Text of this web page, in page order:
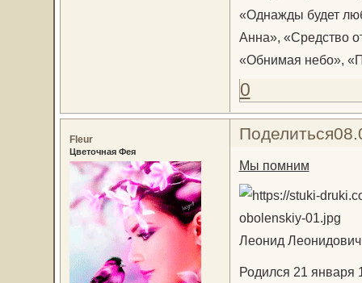
«Однажды будет
Анна», «Средство
«Обнимая небо»,
0
Поделиться
Fleur
Цветочная Фея
Мы помним
Леонид
Родился 21 января